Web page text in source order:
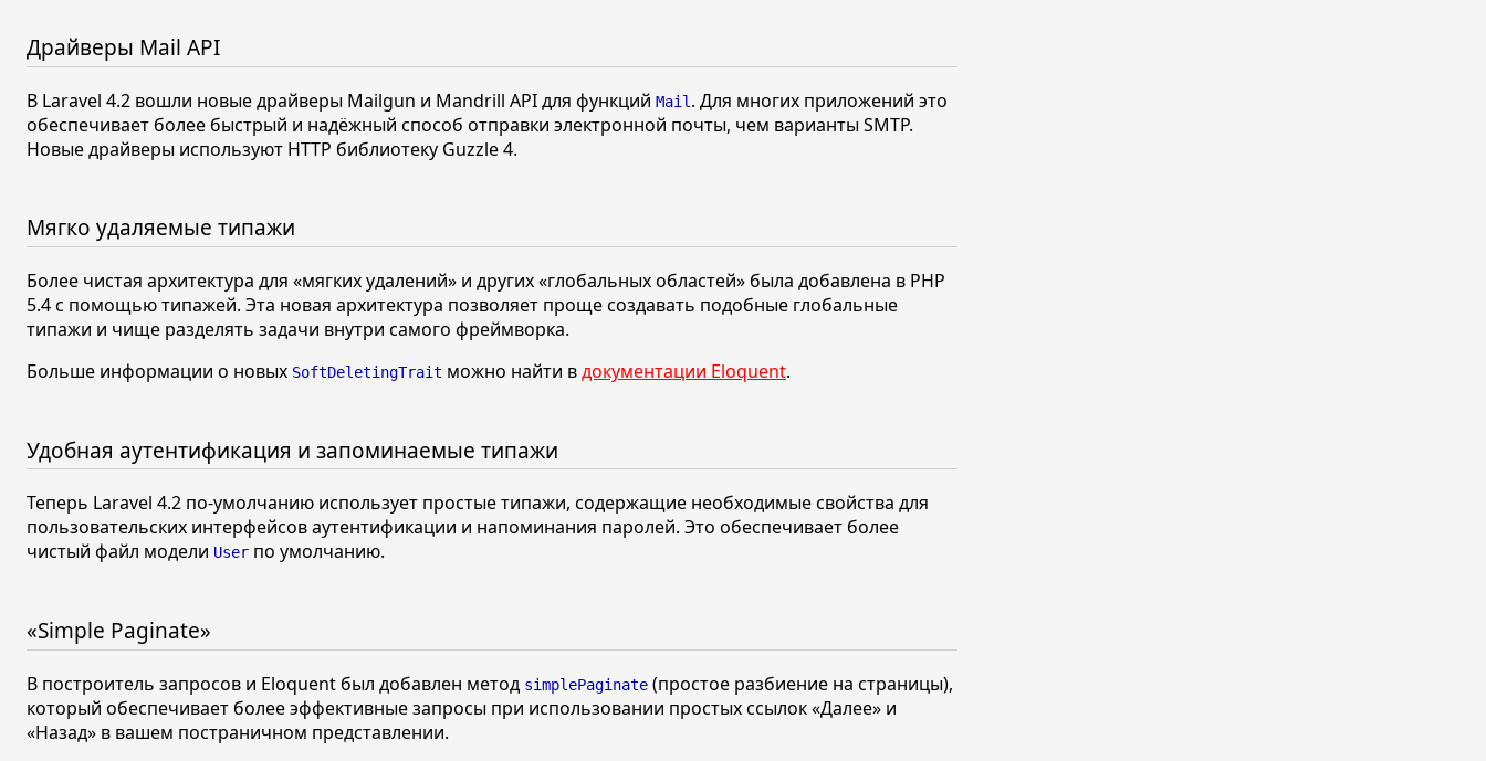
Драйверы Mail API
В Laravel 4.2 вошли новые драйверы Mailgun и Mandrill API для функций Mail . Для многих приложений это
обеспечивает более быстрый и надёжный способ отправки электронной почты, чем варианты SMTP.
Новые драйверы используют HTTP библиотеку Guzzle 4.
Мягко удаляемые типажи
Более чистая архитектура для «мягких удалений» и других«глобальных областей» была добавлена в PHP
5.4с помощью типажей. Эта новая архитектура позволяет проще создавать подобные глобальные
типажи и чище разделять задачи внутри самого фреймворка.
Больше информации о новых SoftDeletingTrait можно найти вдокументации Eloquent.
Удобная аутентификация и запоминаемые типажи
Теперь Laravel 4.2 по-умолчанию использует простые типажи, содержащие необходимые свойства для
пользовательских интерфейсов аутентификации и напоминания паролей. Это обеспечивает более
чистый файл модели User по умолчанию.
«Simple Paginate»
В построитель запросов и Eloquent был добавлен метод simplePaginate (простое разбиение на страницы),
который обеспечивает более эффективные запросы при использовании простых ссылок«Далее» и
«Назад» в вашем постраничном представлении.